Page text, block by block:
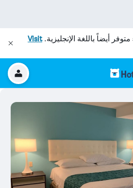
متوفر أيضاً باللغة الإنجليزية.Visit